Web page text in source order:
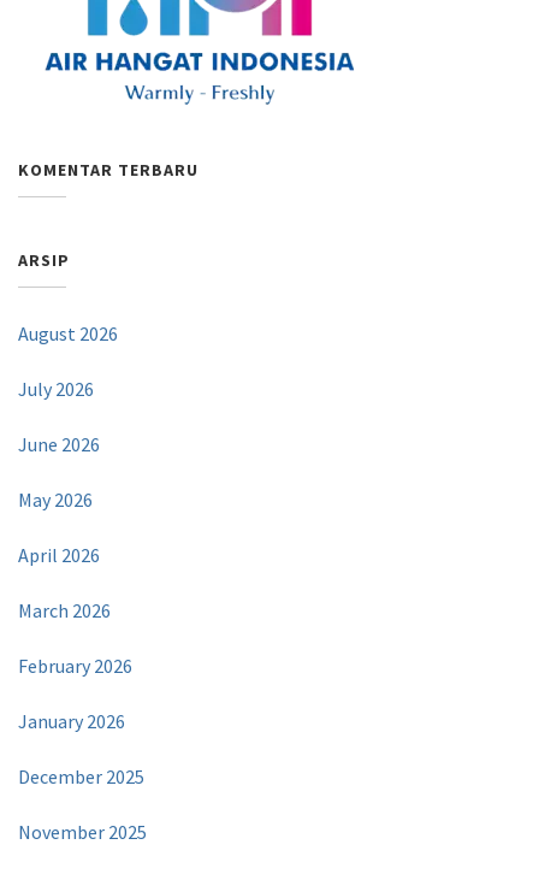
KOMENTAR TERBARU
ARSIP
August 2026
July 2026
June 2026
May 2026
April 2026
March 2026
February 2026
January 2026
December 2025
November 2025